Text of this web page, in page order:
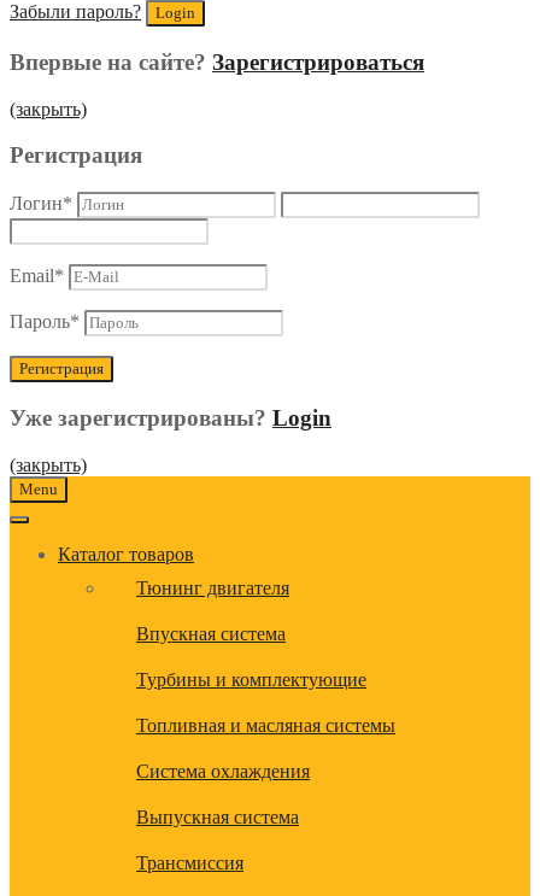
Забыли пароль?
Впервые на сайте? Зарегистрироваться
(закрыть)
Регистрация
Логин*
Email*
Пароль*
Уже зарегистрированы? Login
(закрыть)
Menu
Каталог товаров
Тюнинг двигателя
Впускная система
Турбины и комплектующие
Топливная и масляная системы
Система охлаждения
Выпускная система
Трансмиссия